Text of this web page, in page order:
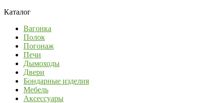
Каталог
Вагонка
Полок
Погонаж
Печи
Дымоходы
Двери
Бондарные изделия
Мебель
Аксессуары